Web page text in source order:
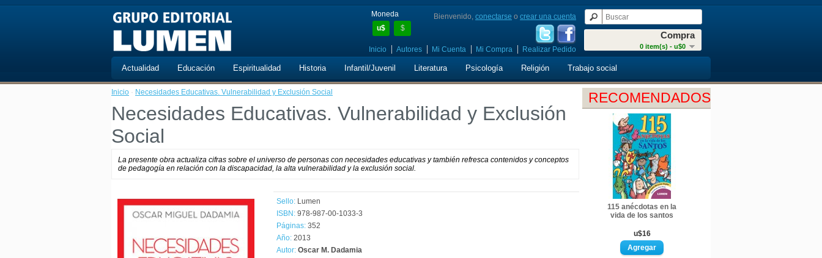
Moneda
u$
$
Compra
0 item(s) - u$0
Bienvenido, conectarse o crear una cuenta
Inicio Autores Mi Cuenta Mi Compra Realizar Pedido
Actualidad Educación Espiritualidad Historia Infantil/Juvenil Literatura Psicología Religión Trabajo social
RECOMENDADOS
115 anécdotas en la
vida de los santos
u$16
Inicio · Necesidades Educativas. Vulnerabilidad y Exclusión Social
Necesidades Educativas. Vulnerabilidad y Exclusión
Social
La presente obra actualiza cifras sobre el universo de personas con necesidades educativas y también refresca contenidos y conceptos
de pedagogía en relación con la discapacidad, la alta vulnerabilidad y la exclusión social.
Sello: Lumen
ISBN: 978-987-00-1033-3
Páginas: 352
Año: 2013
Autor: Oscar M. Dadamia